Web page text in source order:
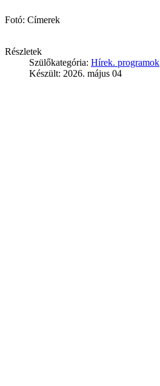
Fotó: Címerek
Részletek
Szülőkategória: Hírek. programok
Készült: 2026. május 04